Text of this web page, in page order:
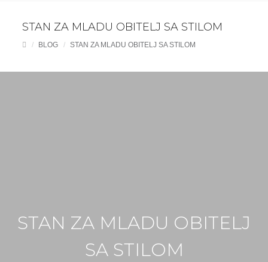
STAN ZA MLADU OBITELJ SA STILOM
BLOG STAN ZA MLADU OBITELJ SA STILOM
STAN ZA MLADU OBITELJ
SA STILOM